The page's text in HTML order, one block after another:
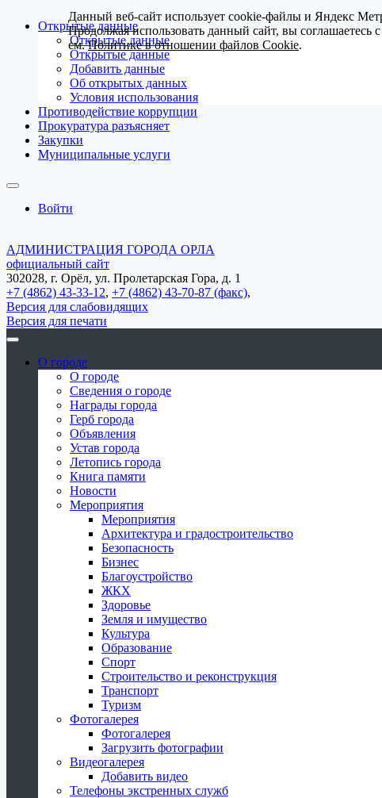
Открытые данные
Открытые данные
Открытые данные
Добавить данные
Об открытых данных
Условия использования
Противодействие коррупции
Прокуратура разъясняет
Закупки
Муниципальные услуги
Войти
АДМИНИСТРАЦИЯ ГОРОДА ОРЛА
официальный сайт
302028, г. Орёл, ул. Пролетарская Гора, д. 1
+7 (4862) 43-33-12, +7 (4862) 43-70-87 (факс),
Версия для слабовидящих
Версия для печати
О городе
О городе
Сведения о городе
Награды города
Герб города
Объявления
Устав города
Летопись города
Книга памяти
Новости
Мероприятия
Мероприятия
Архитектура и градостроительство
Безопасность
Бизнес
Благоустройство
ЖКХ
Здоровье
Земля и имущество
Культура
Образование
Спорт
Строительство и реконструкция
Транспорт
Туризм
Фотогалерея
Фотогалерея
Загрузить фотографии
Видеогалерея
Добавить видео
Телефоны экстренных служб
Данный веб-сайт использует cookie-файлы и Яндекс
Продолжая использовать данный сайт, вы
см.Политике в отношении файлов Cookie.